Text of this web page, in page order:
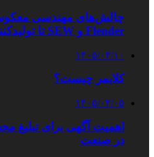
چالش‌های مهندسی
Flender و SEW تا تولیدکنندگان تخصصی ایرانی
۱۴۰۵/۰۴/۱۰
کلایمر چیست؟
۱۴۰۵/۰۴/۰۵
اهمیت آگهی برای تبلیغ
در صنعت